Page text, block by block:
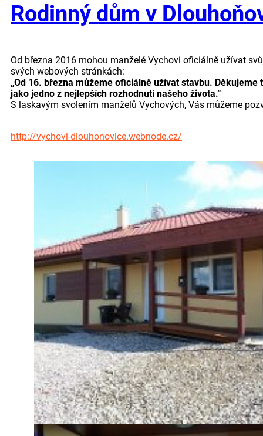
Rodinný dům v
Od března 2016 mohou manželé Vychovi oficiálně užívat
svých webových stránkách:
„Od 16. března můžeme oficiálně užívat stavbu.
jako jedno z nejlepších rozhodnutí našeho života.“
S laskavým svolením manželů Vychových, Vás můžeme
http://vychovi-dlouhonovice.webnode.cz/